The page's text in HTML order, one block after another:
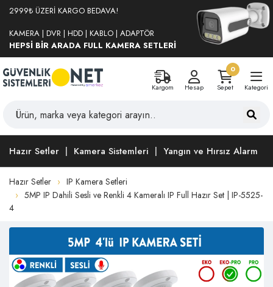
2999₺ ÜZERİ KARGO BEDAVA!
KAMERA | DVR | HDD | KABLO | ADAPTÖR
HEPSİ BİR ARADA FULL KAMERA SETLERİ
Kargom Hesap
0
Sepet
Kategori
Hazır Setler Kamera Sistemleri Yangın ve Hırsız Alarm
Hazır Setler
IP Kamera Setleri
5MP IP Dahili Sesli ve Renkli 4 Kameralı IP Full Hazır Set | IP-5525-
4